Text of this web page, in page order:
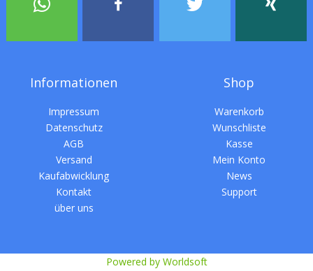
Informationen
Impressum
Datenschutz
AGB
Versand
Kaufabwicklung
Kontakt
über uns
Shop
Warenkorb
Wunschliste
Kasse
Mein Konto
News
Support
Powered by Worldsoft